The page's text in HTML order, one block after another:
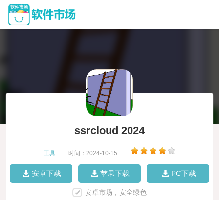
ssrcloud 2024
工具 时间：2024-10-15
安卓下载 苹果下载 PC下载
安卓市场，安全绿色